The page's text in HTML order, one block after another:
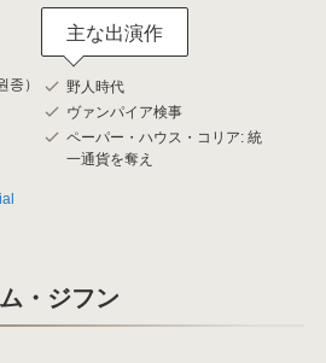
）
主な出演作
野人時代
ヴァンパイア検事
ペーパー・ハウス・コリア: 統
一通貨を奪え
・ジフン